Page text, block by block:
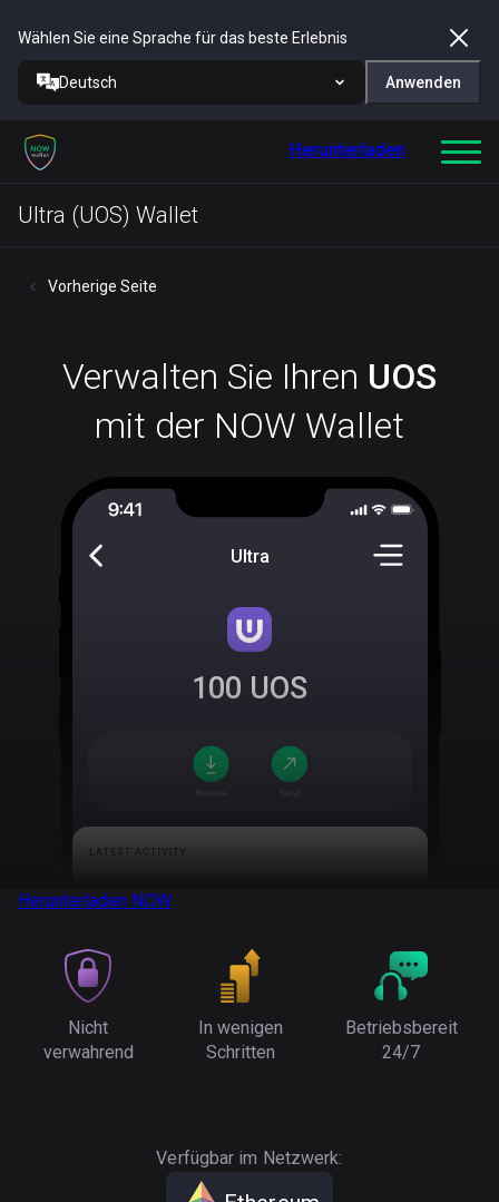
Wählen Sie eine Sprache für das beste Erlebnis
Deutsch Anwenden
Herunterladen
Ultra (UOS) Wallet
Vorherige Seite
Verwalten Sie Ihren UOS
mit der NOW Wallet
Ultra
100 UOS
Herunterladen NOW
Nicht
verwahrend
In wenigen
Schritten
Betriebsbereit
24/7
Verfügbar im Netzwerk: